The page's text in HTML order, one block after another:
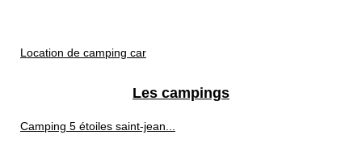
Location de camping car
Les campings
Camping 5 étoiles saint-jean...